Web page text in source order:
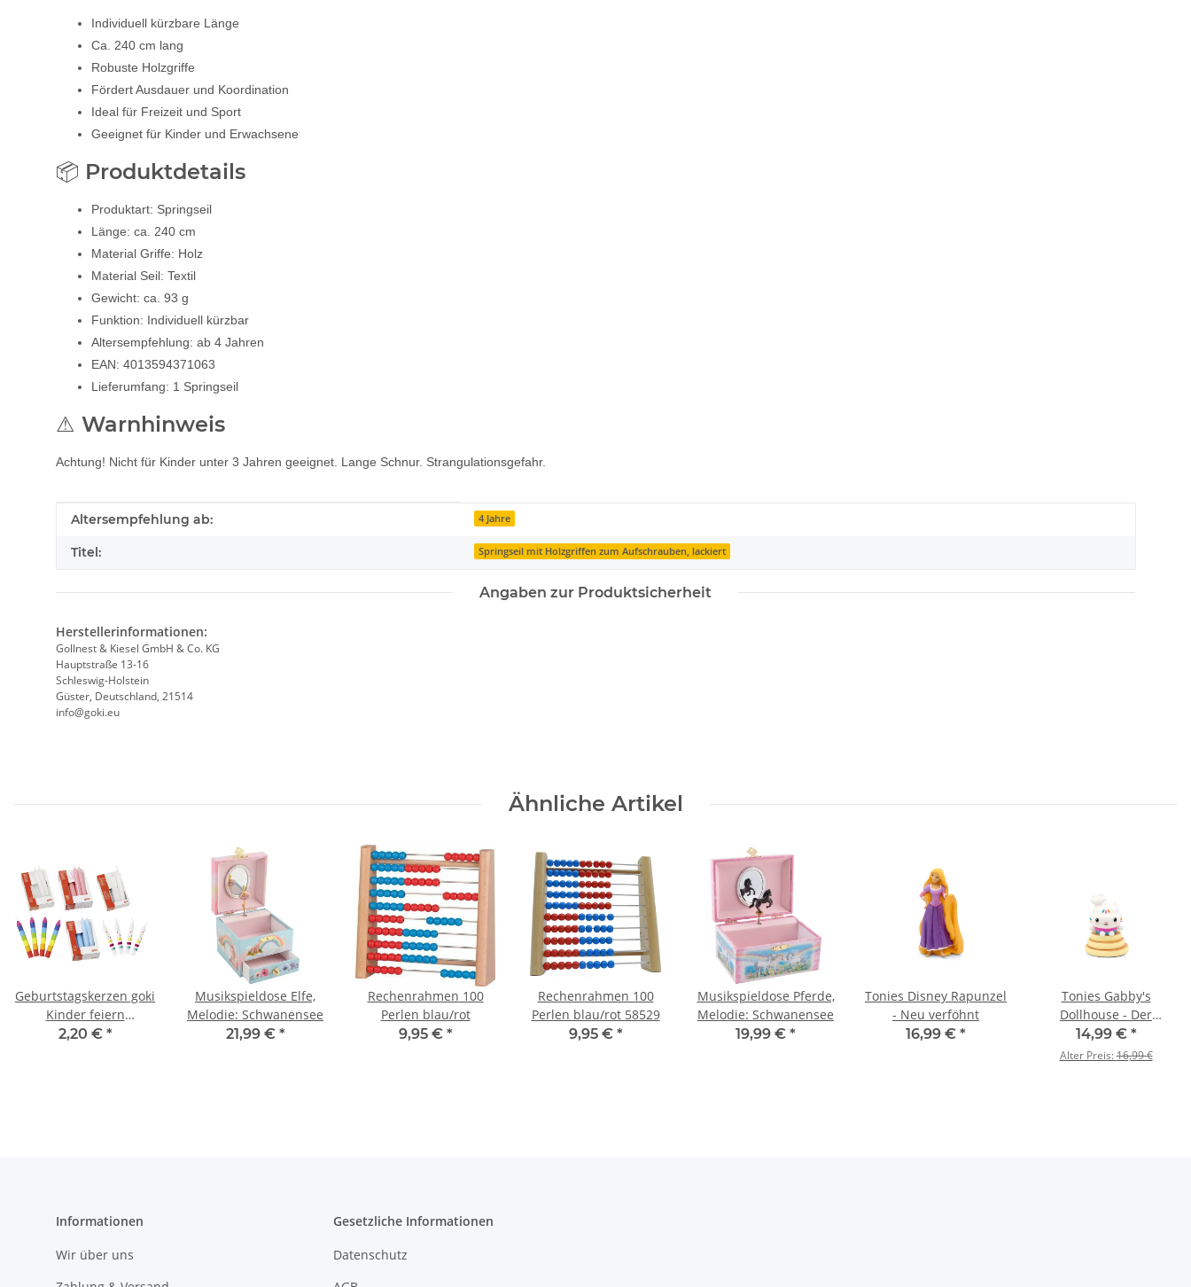
Individuell kürzbare Länge
Ca. 240 cm lang
Robuste Holzgriffe
Fördert Ausdauer und Koordination
Ideal für Freizeit und Sport
Geeignet für Kinder und Erwachsene
📦 Produktdetails
Produktart: Springseil
Länge: ca. 240 cm
Material Griffe: Holz
Material Seil: Textil
Gewicht: ca. 93 g
Funktion: Individuell kürzbar
Altersempfehlung: ab 4 Jahren
EAN: 4013594371063
Lieferumfang: 1 Springseil
⚠ Warnhinweis
Achtung! Nicht für Kinder unter 3 Jahren geeignet. Lange Schnur. Strangulationsgefahr.
Produkteigenschaft
Wert
Altersempfehlung ab: 4 Jahre
Titel: Springseil mit Holzgriffen zum Aufschrauben, lackiert
Angaben zur Produktsicherheit
Herstellerinformationen:
Gollnest & Kiesel GmbH & Co. KG
Hauptstraße 13-16
Schleswig-Holstein
Güster, Deutschland, 21514
info@goki.eu
Ähnliche Artikel
Geburtstagskerzen goki
Kinder feiern
Geburtstag
2,20 € *
Musikspieldose Elfe,
Melodie: Schwanensee
21,99 € *
Rechenrahmen 100
Perlen blau/rot
9,95 € *
Rechenrahmen 100
Perlen blau/rot 58529
9,95 € *
Musikspieldose Pferde,
Melodie: Schwanensee
19,99 € *
Tonies Disney Rapunzel
- Neu verföhnt
16,99 € *
Tonies Gabby's
Dollhouse - Der
Cupcake-Baum / Die
Puppenhausdetektive
14,99 € *
Alter Preis:16,99 €
Informationen
Wir über uns
Gesetzliche Informationen
Datenschutz